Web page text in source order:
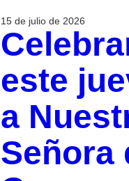
15 de julio de 2026
este
a
Señora